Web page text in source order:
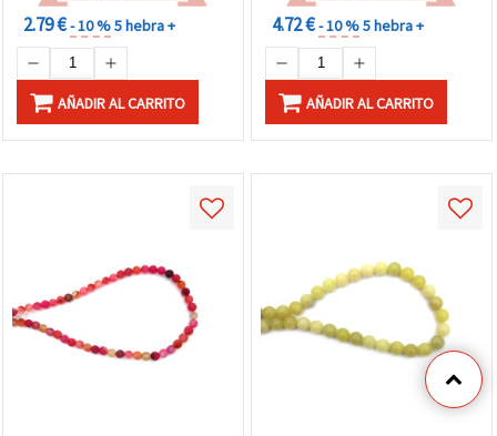
2.79 €- 10 %5 hebra +
AÑADIR AL CARRITO
4.72 €- 10 %5 hebra +
AÑADIR AL CARRITO